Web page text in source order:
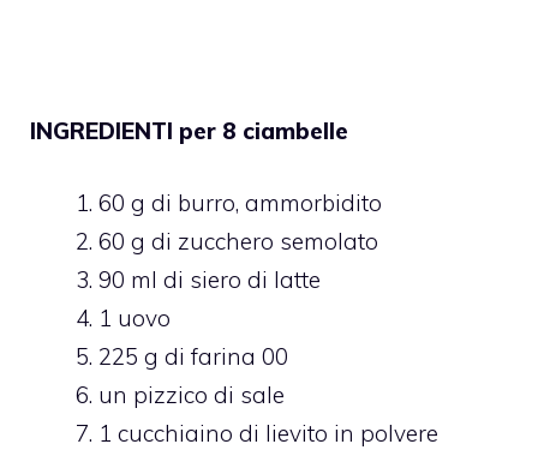
INGREDIENTI per 8 ciambelle
60 g di burro, ammorbidito
60 g di zucchero semolato
90 ml di siero di latte
1 uovo
225 g di farina 00
un pizzico di sale
1 cucchiaino di lievito in polvere